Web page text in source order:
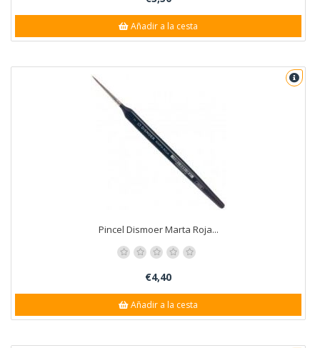
Añadir a la cesta
Pincel Dismoer Marta Roja...
€4,40
Añadir a la cesta